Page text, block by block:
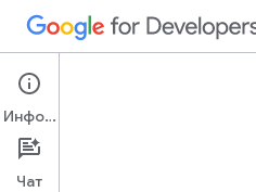
Эта
Информация
Чат